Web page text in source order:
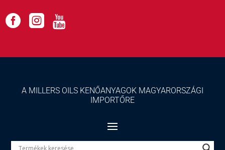
  
A MILLERS OILS KENŐANYAGOK MAGYARORSZÁGI
IMPORTŐRE